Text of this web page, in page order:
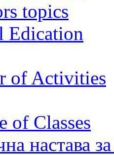
topics
Edication
of Activities
of Classes
настава